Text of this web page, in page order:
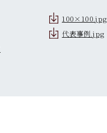
100×100.jpg
代表事例.jpg